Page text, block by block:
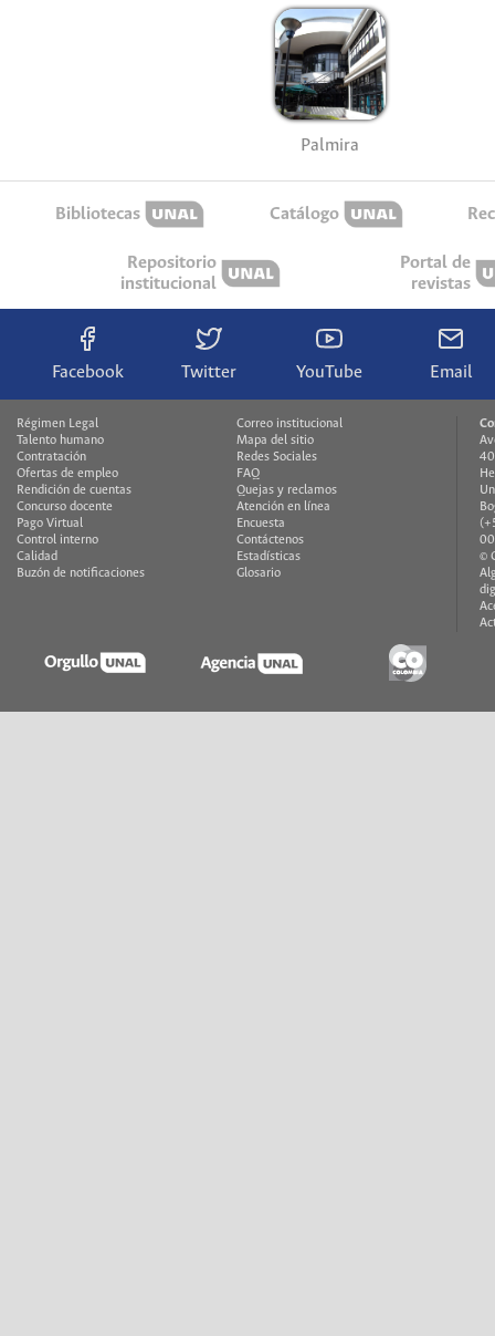
Palmira
Bibliotecas Catálogo
Repositorio
institucional
Portal de
revistas
Facebook Twitter YouTube Email
Régimen Legal
Talento humano
Contratación
Ofertas de empleo
Rendición de cuentas
Concurso docente
Pago Virtual
Control interno
Calidad
Buzón de notificaciones
Correo institucional
Mapa del sitio
Redes Sociales
FAQ
Quejas y reclamos
Atención en línea
Encuesta
Contáctenos
Estadísticas
Glosario
©